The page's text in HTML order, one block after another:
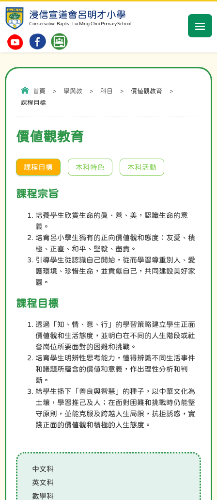
浸信宣道會呂明才小學
Conservative Baptist Lui Ming Choi Primary School
首頁 > 學與教 > 科目 > 價值觀教育
>
課程目標
價值觀教育
課程目標 本科特色 本科活動
課程宗旨
培養學生欣賞生命的真、善、美，認識生命的意
義。
培育呂小學生獨有的正向價值觀和態度：友愛、積
極、正直、和平、堅毅、盡責。
引導學生從認識自己開始，從而學習尊重別人、愛
護環境、珍惜生命，並貢獻自己，共同建設美好家
園。
課程目標
透過「知、情、意、行」的學習策略建立學生正面
價值觀和生活態度，並明白在不同的人生階段或社
會崗位所要面對的困難和挑戰。
培育學生明辨性思考能力，懂得辨識不同生活事件
和議題所蘊含的價值和意義，作出理性分析和判
斷。
給學生播下「善良與智慧」的種子，以中華文化為
土壤，學習推己及人；在面對困難和挑戰時仍能堅
守原則，並能克服及跨越人生局限，抗拒誘惑，實
踐正面的價值觀和積極的人生態度。
中文科
英文科
數學科